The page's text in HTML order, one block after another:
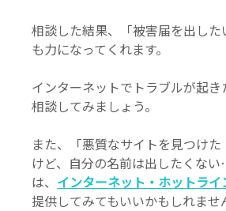
相談した結果、「被害届を出し
も力になってくれます。
インターネットでトラブルが起
相談してみましょう。
また、「悪質なサイトを見つけ
けど、自分の名前は出したくな
は、 インターネット・ホットライ
提供してみてもいいかもしれませ